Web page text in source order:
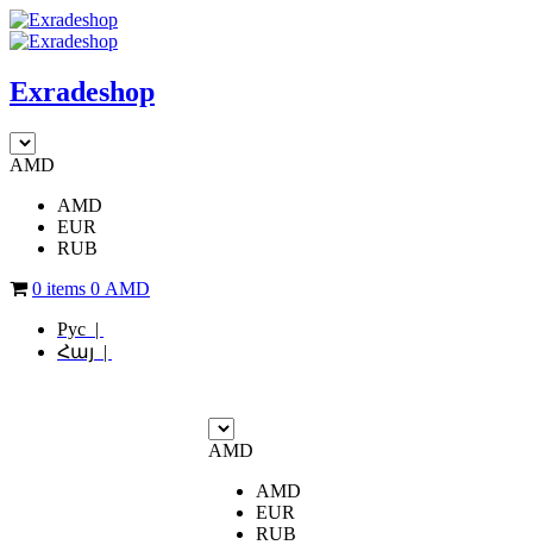
Exradeshop
AMD
AMD
EUR
RUB
0 items 0 AMD
Рус |
Հայ |
AMD
AMD
EUR
RUB